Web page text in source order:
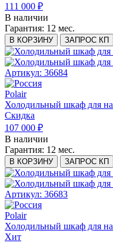
111 000 ₽
В наличии
Гарантия: 12 мес.
В КОРЗИНУ ЗАПРОС КП
Артикул: 36684
Polair
Холодильный шкаф для
Скидка
107 000 ₽
В наличии
Гарантия: 12 мес.
В КОРЗИНУ ЗАПРОС КП
Артикул: 36683
Polair
Холодильный шкаф для
Хит